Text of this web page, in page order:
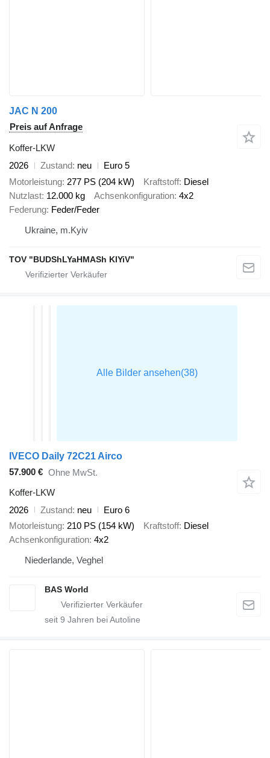
JAC N 200
Preis auf Anfrage
Koffer-LKW
2026
Zustand neu
Euro 5
Motorleistung 277 PS (204 kW) Kraftstoff Diesel
Nutzlast 12.000 kg Achsenkonfiguration 4x2
Federung Feder/Feder
Ukraine, m.Kyiv
TOV "BUDShLYaHMASh KIYiV"
IVECO Daily 72C21 Airco
57.900 € Ohne MwSt.
Koffer-LKW
2026
Zustand neu
Euro 6
Motorleistung 210 PS (154 kW) Kraftstoff Diesel
Achsenkonfiguration 4x2
Niederlande, Veghel
BAS World
seit 9 Jahren bei Autoline